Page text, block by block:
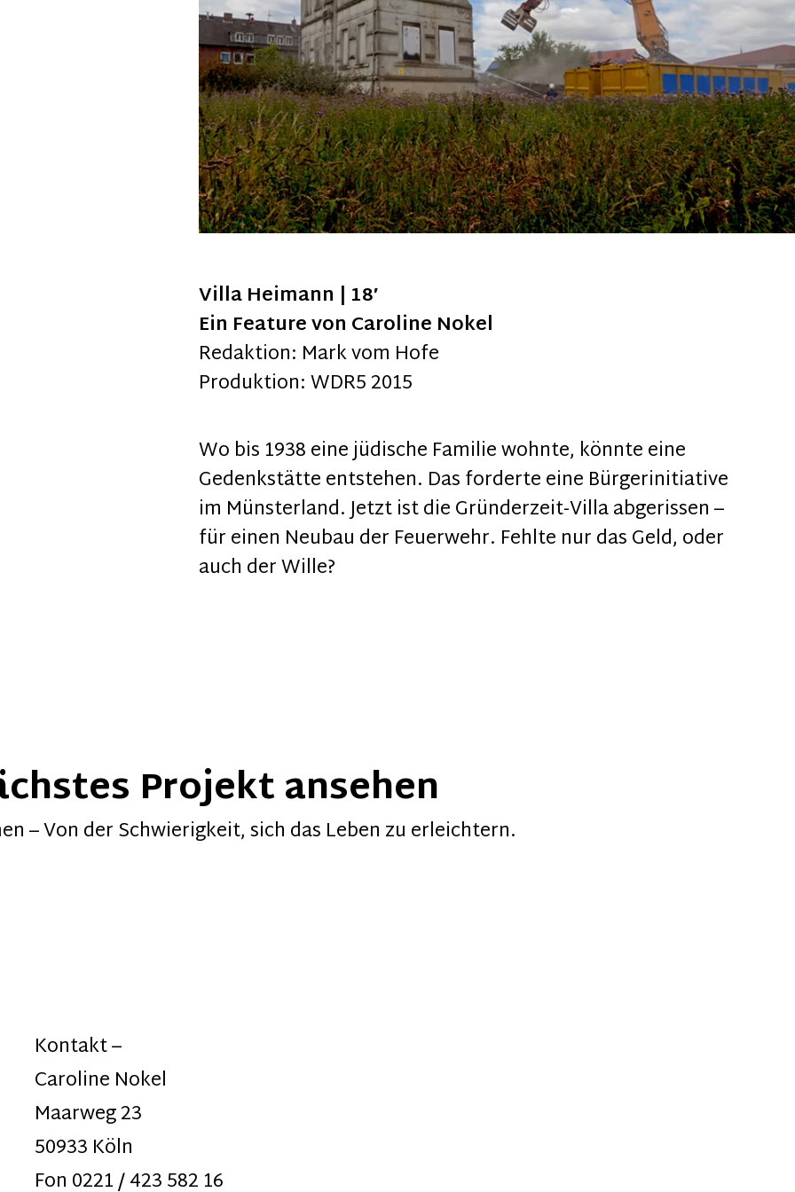
Villa Heimann | 18′
Ein Feature von Caroline Nokel
Redaktion: Mark vom Hofe
Produktion: WDR5 2015
Wo bis 1938 eine jüdische Familie wohnte, könnte eine
Gedenkstätte entstehen. Das forderte eine Bürgerinitiative
im Münsterland. Jetzt ist die Gründerzeit-Villa abgerissen –
für einen Neubau der Feuerwehr. Fehlte nur das Geld, oder
auch der Wille?
Projekt ansehen
– Von der Schwierigkeit, sich das Leben zu erleichtern.
Kontakt –
Caroline Nokel
Maarweg 23
50933 Köln
Fon 0221 / 423 582 16